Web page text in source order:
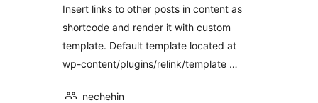
Insert links to other posts in content as
shortcode and render it with custom
template. Default template located at
wp-content/plugins/relink/template …
nechehin